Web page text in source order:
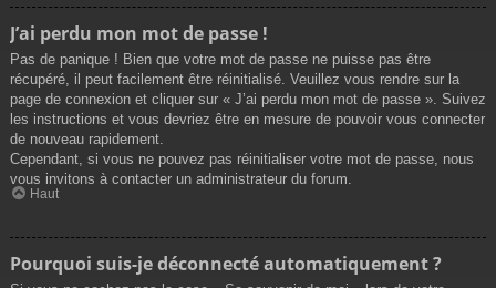
J’ai perdu mon mot de passe !
Pas de panique ! Bien que votre mot de passe ne puisse pas être
récupéré, il peut facilement être réinitialisé. Veuillez vous rendre sur la
page de connexion et cliquer sur « J’ai perdu mon mot de passe ». Suivez
les instructions et vous devriez être en mesure de pouvoir vous connecter
de nouveau rapidement.
Cependant, si vous ne pouvez pas réinitialiser votre mot de passe, nous
vous invitons à contacter un administrateur du forum.
Haut
Pourquoi suis-je déconnecté automatiquement ?